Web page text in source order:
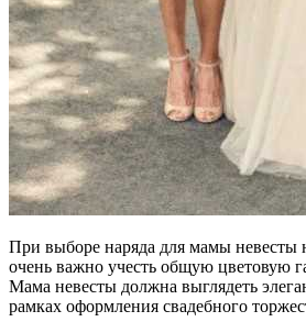
При выборе наряда для мамы невесты
очень важно учесть общую цветовую
Мама невесты должна выглядеть
рамках оформления свадебного